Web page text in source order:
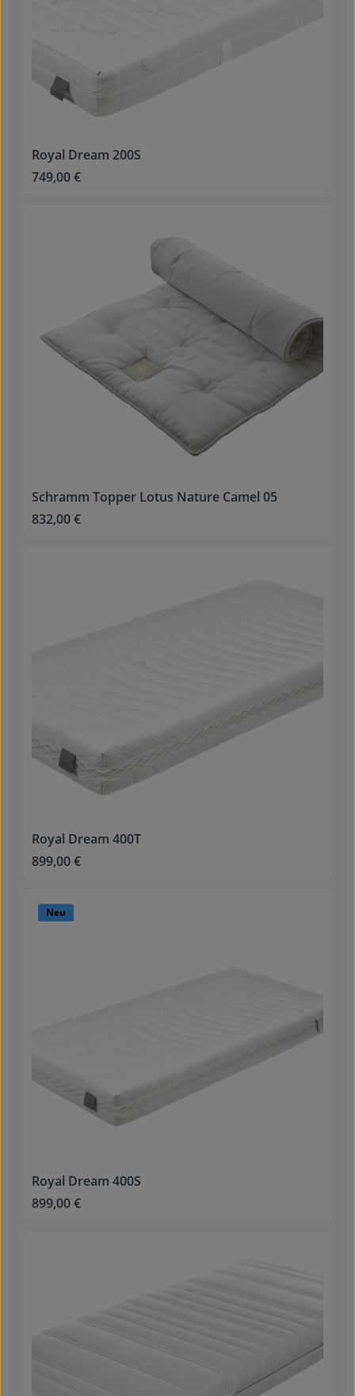
Royal Dream 200S
Regulärer Preis:
749,00 €
Schramm Topper Lotus Nature Camel 05
Regulärer Preis:
832,00 €
Royal Dream 400T
Regulärer Preis:
899,00 €
Neu
Royal Dream 400S
Regulärer Preis:
899,00 €